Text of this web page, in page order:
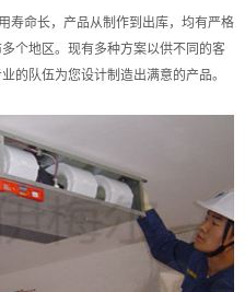
寿命长，产品从制作到出库，均有严格
个地区。现有多种方案以供不同的客
的队伍为您设计制造出满意的产品。